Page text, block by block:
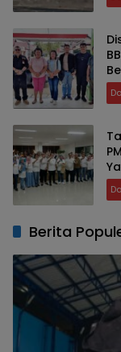
Berita